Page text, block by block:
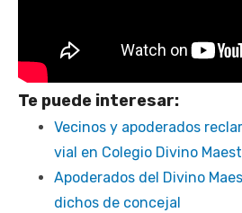
Te puede interesar:
Vecinos y apoderados
vial en Colegio Divino
Apoderados del Divino
dichos de concejal